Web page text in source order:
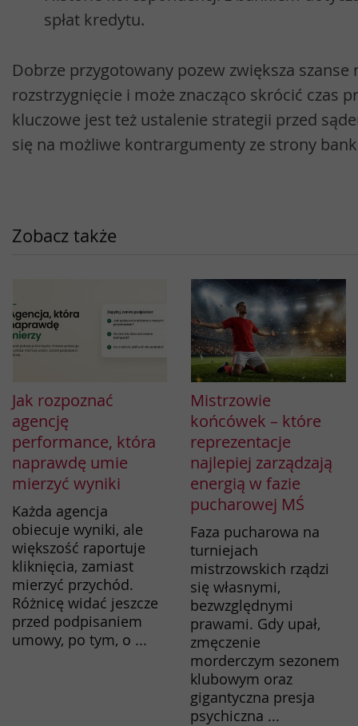
spłat kredytu.
Dobrze przygotowany pozew zwiększa szanse
rozstrzygnięcie i może znacząco skrócić czas
kluczowe jest też ustalenie strategii przed
się na możliwe kontrargumenty ze strony
Zobacz także
Jak rozpoznać
agencję
performance, która
naprawdę umie
mierzyć wyniki
Każda agencja
obiecuje wyniki, ale
większość raportuje
kliknięcia, zamiast
mierzyć przychód.
Różnicę widać jeszcze
przed podpisaniem
umowy, po tym, o ...
Mistrzowie
końcówek – które
reprezentacje
najlepiej zarządzają
energią w fazie
pucharowej MŚ
Faza pucharowa na
turniejach
mistrzowskich rządzi
się własnymi,
bezwzględnymi
prawami. Gdy upał,
zmęczenie
morderczym sezonem
klubowym oraz
gigantyczna presja
psychiczna ...